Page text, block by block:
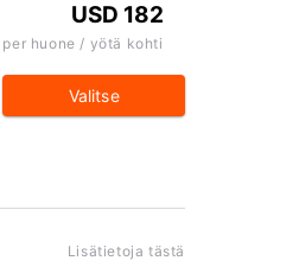
USD 182
per huone / yötä kohti
Valitse
Lisätietoja tästä